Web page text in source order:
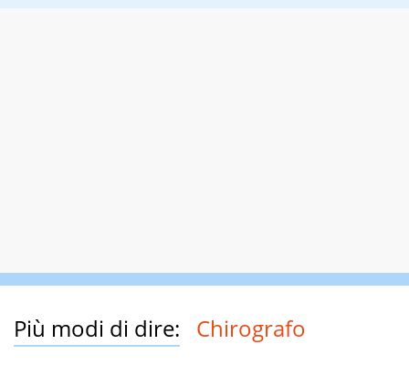
Più modi di dire: Chirografo